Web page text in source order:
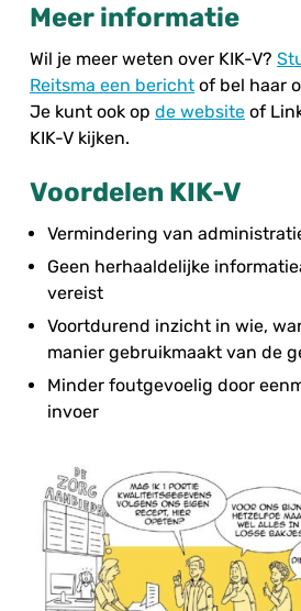
Meer informatie
Wil je meer weten over KIK-V?
Reitsma een bericht of bel haar
Je kunt ook op de website of
KIK-V kijken.
Voordelen KIK-V
Vermindering van
Geen herhaaldelijke
vereist
Voortdurend inzicht in wie,
manier gebruikmaakt van de
Minder foutgevoelig door
invoer